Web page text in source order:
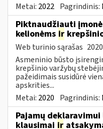
Metai: 2022 Pagrindinis:
Piktnaudžiauti
kelionėms ir
Web turinio sąrašas
Asmeninio būsto
krepšinio varžybų
pažeidimais susidūrė
apskrities...
Metai: 2020 Pagrindinis:
Pajamų deklaravimui
klausimai ir